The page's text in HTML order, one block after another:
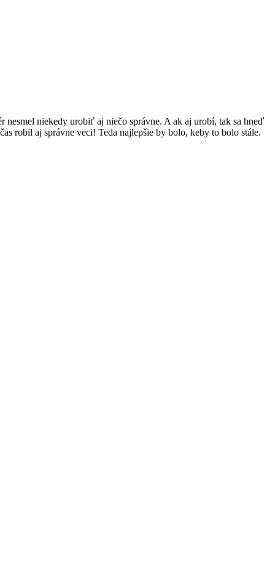
niekedy urobiť aj niečo správne. A ak aj urobí, tak sa hneď
robil aj správne veci! Teda najlepšie by bolo, keby to bolo stále.